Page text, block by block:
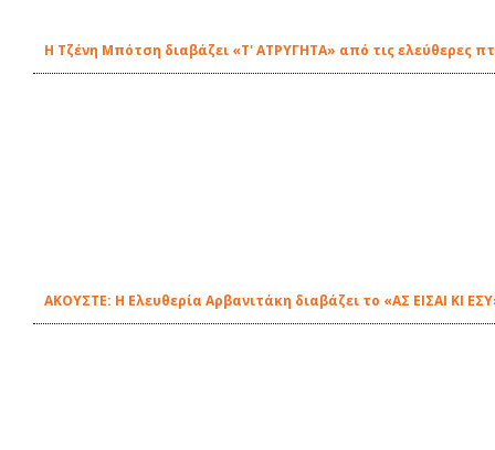
Η Τζένη Μπότση διαβάζει «Τ' ΑΤΡΥΓΗΤΑ» από τις ελεύθερες
ΑΚΟΥΣΤΕ: H Ελευθερία Αρβανιτάκη διαβάζει το «ΑΣ ΕΙΣΑΙ ΚΙ